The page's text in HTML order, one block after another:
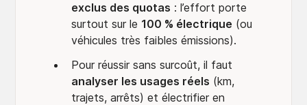
exclus des quotas : l’effort porte
surtout sur le 100 % électrique (ou
véhicules très faibles émissions).
Pour réussir sans surcoût, il faut
analyser les usages réels (km,
trajets, arrêts) et électrifier en